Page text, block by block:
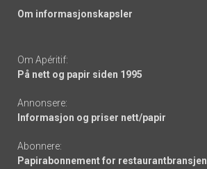
Om informasjonskapsler
Om Apéritif:
På nett og papir siden 1995
Annonsere:
Informasjon og priser nett/papir
Abonnere:
Papirabonnement for restaurantbransjen